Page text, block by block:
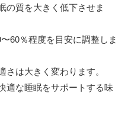
の質を大きく低下させま
60％程度を目安に調整しま
は大きく変わります。
適な睡眠をサポートする味